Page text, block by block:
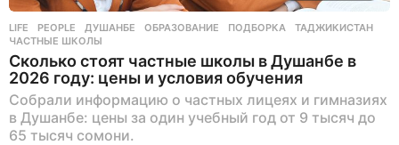
LIFE ,PEOPLE ДУШАНБЕ ,ОБРАЗОВАНИЕ ,ПОДБОРКА ,ТАДЖИКИСТАН
ЧАСТНЫЕ ШКОЛЫ
Сколько стоят частные школы в Душанбе в
2026 году: цены и условия обучения
Собрали информацию о частных лицеях и гимназиях
в Душанбе: цены за один учебный год от 9 тысяч до
65 тысяч сомони.